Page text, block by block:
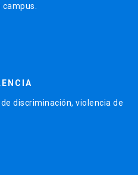
discriminación, violencia de